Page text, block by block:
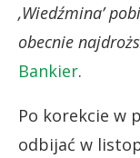
‚Wiedźmina’
obecnie
Bankier.
Po korekcie w
odbijać w